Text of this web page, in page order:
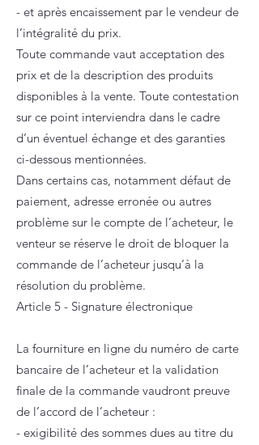
- et après encaissement par le vendeur de
l’intégralité du prix.
Toute commande vaut acceptation des
prix et de la description des produits
disponibles à la vente. Toute contestation
sur ce point interviendra dans le cadre
d’un éventuel échange et des garanties
ci-dessous mentionnées.
Dans certains cas, notamment défaut de
paiement, adresse erronée ou autres
problème sur le compte de l’acheteur, le
venteur se réserve le droit de bloquer la
commande de l’acheteur jusqu’à la
résolution du problème.
Article 5 - Signature électronique
La fourniture en ligne du numéro de carte
bancaire de l’acheteur et la validation
finale de la commande vaudront preuve
de l’accord de l’acheteur :
- exigibilité des sommes dues au titre du